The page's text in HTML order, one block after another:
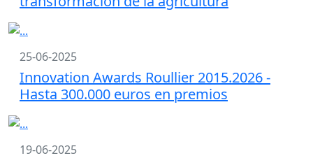
25-06-2025
Innovation Awards Roullier 2015.2026 -
Hasta 300.000 euros en premios
19-06-2025